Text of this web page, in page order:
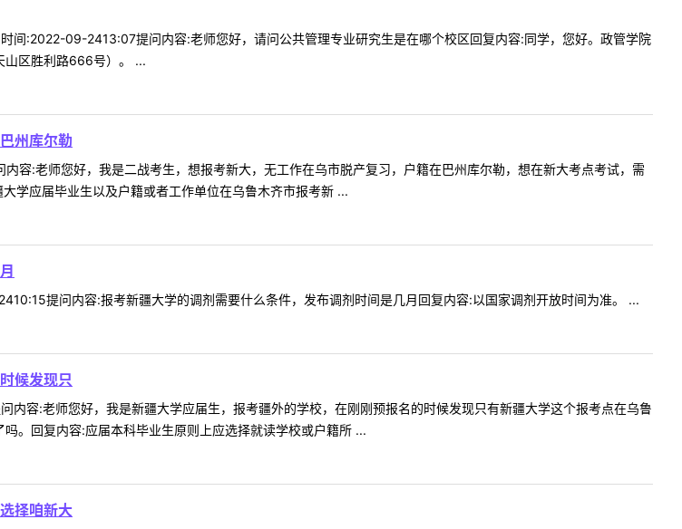
间:2022-09-2413:07提问内容:老师您好，请问公共管理专业研究生是在哪个校区回复内容:同学，您好。政管学院
山区胜利路666号）。 ...
州库尔勒
:老师您好，我是二战考生，想报考新大，无工作在乌市脱产复习，户籍在巴州库尔勒，想在新大考点考试，需
学应届毕业生以及户籍或者工作单位在乌鲁木齐市报考新 ...
提问内容:报考新疆大学的调剂需要什么条件，发布调剂时间是几月回复内容:以国家调剂开放时间为准。 ...
候发现只
容:老师您好，我是新疆大学应届生，报考疆外的学校，在刚刚预报名的时候发现只有新疆大学这个报考点在乌鲁
。回复内容:应届本科毕业生原则上应选择就读学校或户籍所 ...
择咱新大